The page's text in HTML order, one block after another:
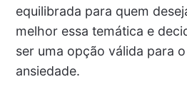
equilibrada para quem
melhor essa temática e
ser uma opção válida para
ansiedade.